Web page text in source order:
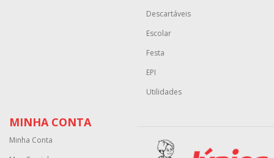
Descartáveis
Escolar
Festa
EPI
Utilidades
MINHA CONTA
Minha Conta